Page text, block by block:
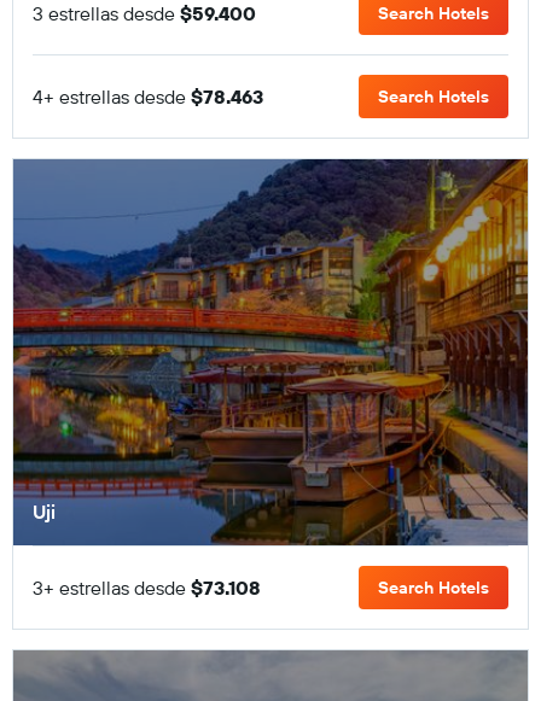
3 estrellas desde $59.400 Search Hotels
4+ estrellas desde $78.463 Search Hotels
Uji
3+ estrellas desde $73.108 Search Hotels